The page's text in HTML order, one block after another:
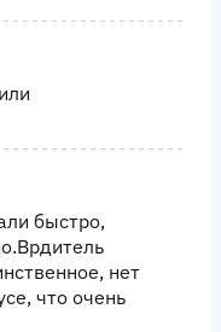
быстро,
нет
что очень